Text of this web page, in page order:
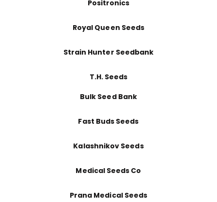
Positronics
Royal Queen Seeds
Strain Hunter Seedbank
T.H. Seeds
Bulk Seed Bank
Fast Buds Seeds
Kalashnikov Seeds
Medical Seeds Co
Prana Medical Seeds